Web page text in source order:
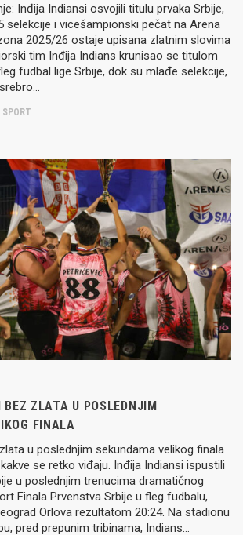
Inđija Indiansi osvojili titulu prvaka Srbije,
selekcije i vicešampionski pečat na Arena
2025/26 ostaje upisana zlatnim slovima
tim Inđija Indians krunisao se titulom
fudbal lige Srbije, dok su mlađe selekcije,
BEZ ZLATA U POSLEDNJIM
FINALA
u poslednjim sekundama velikog finala
se retko viđaju. Inđija Indiansi ispustili
u poslednjim trenucima dramatičnog
Finala Prvenstva Srbije u fleg fudbalu,
Orlova rezultatom 20:24. Na stadionu
pred prepunim tribinama, Indians…